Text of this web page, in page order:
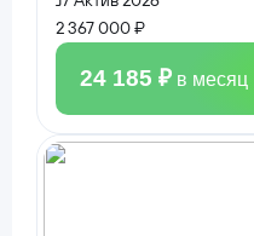
2 367 000 ₽
24 185 ₽ в месяц